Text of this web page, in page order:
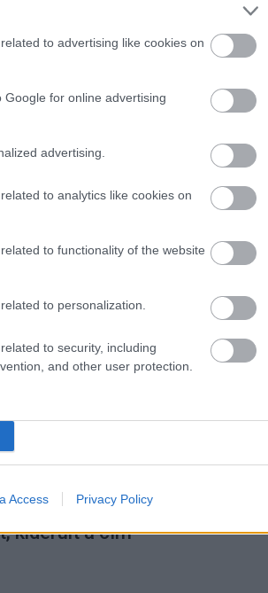
to advertising like cookies on
for online advertising
advertising.
to analytics like cookies on
to functionality of the website
to personalization.
to security, including
and other user protection.
Access Privacy Policy
Manje vagy éppen a
2. első
kiderült a cím